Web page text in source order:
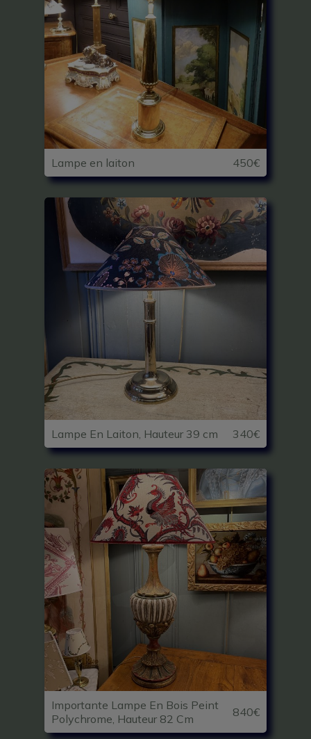
Lampe en laiton 450€
Lampe En Laiton, Hauteur 39 cm 340€
Importante Lampe En Bois Peint
Polychrome, Hauteur 82 Cm
840€